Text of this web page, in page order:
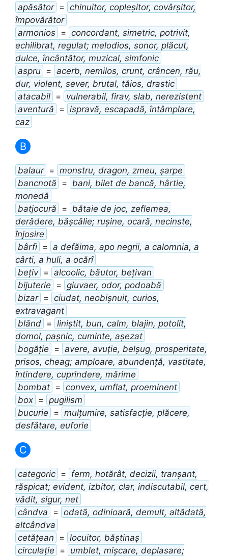
apăsător = chinuitor, copleșitor, covârșitor,
împovărător
armonios = concordant, simetric, potrivit,
echilibrat, regulat; melodios, sonor, plăcut,
dulce, încântător, muzical, simfonic
aspru = acerb, nemilos, crunt, crâncen, rău,
dur, violent, sever, brutal, tăios, drastic
atacabil = vulnerabil, firav, slab, nerezistent
aventură = ispravă, escapadă, întâmplare,
caz
B
balaur = monstru, dragon, zmeu, șarpe
bancnotă = bani, bilet de bancă, hârtie,
monedă
batjocură = bătaie de joc, zeflemea,
derâdere, bășcălie; rușine, ocară, necinste,
înjosire
bârfi = a defăima, apo negrii, a calomnia, a
cârti, a huli, a ocărî
bețiv = alcoolic, băutor, bețivan
bijuterie = giuvaer, odor, podoabă
bizar = ciudat, neobișnuit, curios,
extravagant
blând = liniștit, bun, calm, blajin, potolit,
domol, pașnic, cuminte, așezat
bogăție = avere, avuție, belșug, prosperitate,
prisos, cheag; amploare, abundență, vastitate,
întindere, cuprindere, mărime
bombat = convex, umflat, proeminent
box = pugilism
bucurie = mulțumire, satisfacție, plăcere,
desfătare, euforie
C
categoric = ferm, hotărât, decizii, tranșant,
răspicat; evident, izbitor, clar, indiscutabil, cert,
vădit, sigur, net
cândva = odată, odinioară, demult, altădată,
altcândva
cetățean = locuitor, băștinaș
circulație = umblet, mișcare, deplasare;